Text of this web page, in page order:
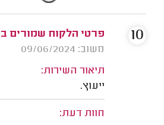
פרטי הלקוח שמורים
משוב: 09/06/2024
תיאור השירות:
ייעוץ.
חוות דעת:
10